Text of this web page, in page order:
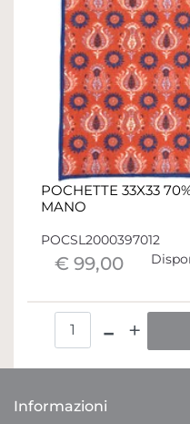
POCHETTE 33X33
MANO
POCSL2000397012
€ 99,00
Informazioni